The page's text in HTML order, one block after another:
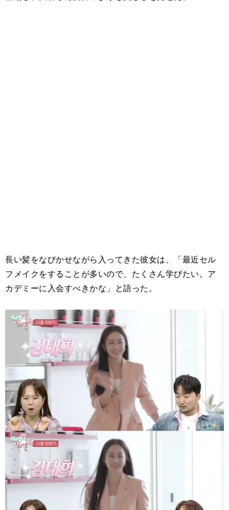
長い髪をなびかせながら入ってきた彼女は、「最近セル
フメイクをすることが多いので、たくさん学びたい。ア
カデミーに入会すべきかな」と語った。